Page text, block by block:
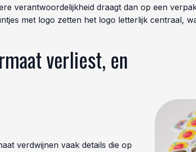
verantwoordelijkheid draagt dan op een
met logo zetten het logo letterlijk centraal,
verliest, en
verdwijnen vaak details die op